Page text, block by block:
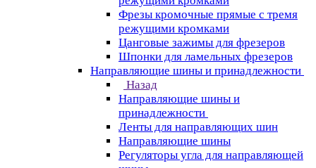
Фрезы кромочные прямые с тремя
режущими кромками
Цанговые зажимы для фрезеров
Шпонки для ламельных фрезеров
Направляющие шины и принадлежности
Назад
Направляющие шины и
принадлежности
Ленты для направляющих шин
Направляющие шины
Регуляторы угла для направляющей